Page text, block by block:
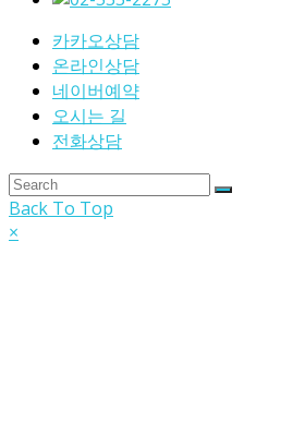
카카오상담
온라인상담
네이버예약
오시는 길
전화상담
Back To Top
×